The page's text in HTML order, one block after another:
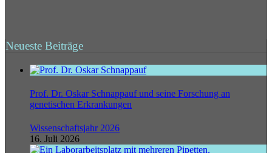
Neueste Beiträge
Prof. Dr. Oskar Schnappauf und seine Forschung an
genetischen Erkrankungen
Wissenschaftsjahr 2026
16. Juli 2026